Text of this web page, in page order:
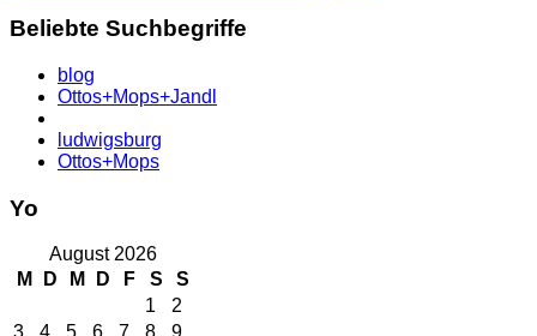
Beliebte Suchbegriffe
blog
Ottos+Mops+Jandl
ludwigsburg
Ottos+Mops
Yo
August 2026
M
D M D F S
S
1
2